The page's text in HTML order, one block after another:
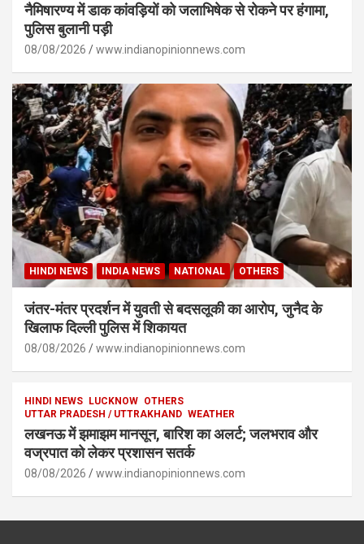
नैमिषारण्य में डाक कांवड़ियों को जलाभिषेक से रोकने पर हंगामा,
पुलिस बुलानी पड़ी
08/08/2026 www.indianopinionnews.com
HINDI NEWS INDIA NEWS NATIONAL OTHERS
जंतर-मंतर प्रदर्शन में युवती से बदसलूकी का आरोप, जुनैद के
खिलाफ दिल्ली पुलिस में शिकायत
08/08/2026 www.indianopinionnews.com
HINDI NEWS LUCKNOW OTHERS
UTTAR PRADESH / UTTRAKHAND WEATHER
लखनऊ में झमाझम मानसून, बारिश का अलर्ट; जलभराव और
वज्रपात को लेकर प्रशासन सतर्क
08/08/2026 www.indianopinionnews.com